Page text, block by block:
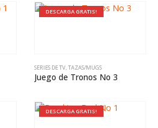
DESCARGA GRATIS!
SERIES DE TV,TAZAS/MUGS
Juego de Tronos No 3
DESCARGA GRATIS!